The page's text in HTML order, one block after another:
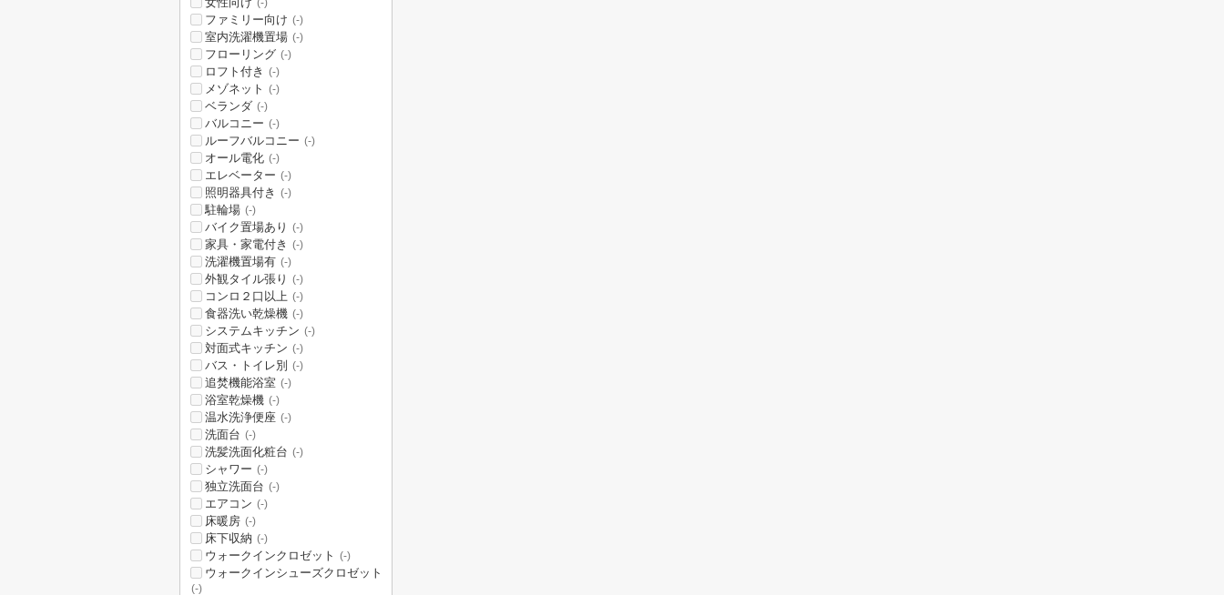
(-)
ファミリー向け (-)
室内洗濯機置場 (-)
フローリング (-)
ロフト付き (-)
メゾネット (-)
ベランダ (-)
バルコニー (-)
ルーフバルコニー (-)
オール電化 (-)
エレベーター (-)
照明器具付き (-)
駐輪場 (-)
バイク置場あり (-)
家具・家電付き (-)
洗濯機置場有 (-)
外観タイル張り (-)
コンロ２口以上 (-)
食器洗い乾燥機 (-)
システムキッチン (-)
対面式キッチン (-)
バス・トイレ別 (-)
追焚機能浴室 (-)
浴室乾燥機 (-)
温水洗浄便座 (-)
洗面台 (-)
洗髪洗面化粧台 (-)
シャワー (-)
独立洗面台 (-)
エアコン (-)
床暖房 (-)
床下収納 (-)
ウォークインクロゼット (-)
ウォークインシューズクロゼット
(-)